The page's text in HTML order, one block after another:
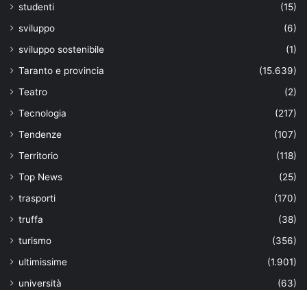
studenti
(15)
sviluppo
(6)
sviluppo sostenibile
(1)
Taranto e provincia
(15.639)
Teatro
(2)
Tecnologia
(217)
Tendenze
(107)
Territorio
(118)
Top News
(25)
trasporti
(170)
truffa
(38)
turismo
(356)
ultimissime
(1.901)
università
(63)